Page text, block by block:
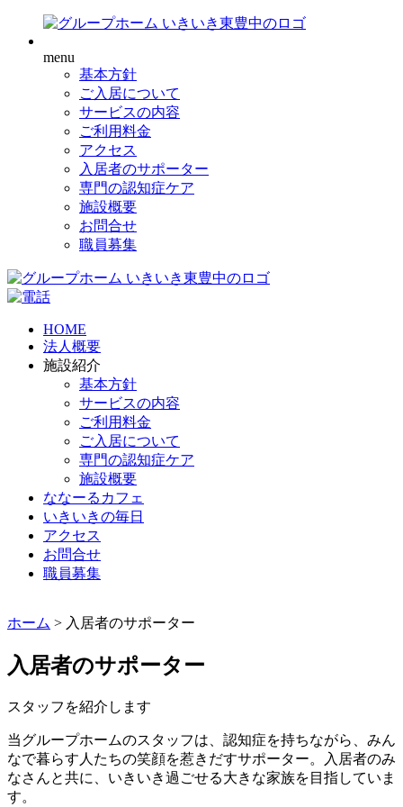
menu
基本方針
ご入居について
サービスの内容
ご利用料金
アクセス
入居者のサポーター
専門の認知症ケア
施設概要
お問合せ
職員募集
HOME
法人概要
施設紹介
基本方針
サービスの内容
ご利用料金
ご入居について
専門の認知症ケア
施設概要
ななーるカフェ
いきいきの毎日
アクセス
お問合せ
職員募集
ホーム > 入居者のサポーター
入居者のサポーター
スタッフを紹介します
当グループホームのスタッフは、認知症を持ちながら、みん
なで暮らす人たちの笑顔を惹きだすサポーター。入居者のみ
なさんと共に、いきいき過ごせる大きな家族を目指していま
す。